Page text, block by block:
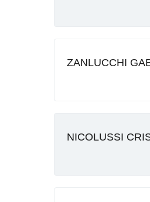
ZANLUCCHI
NICOLUSSI